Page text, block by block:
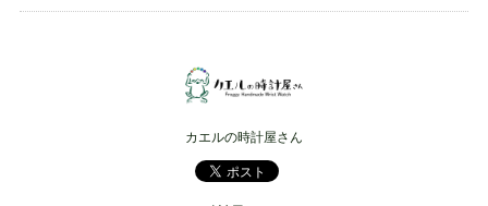
カエルの時計屋さん